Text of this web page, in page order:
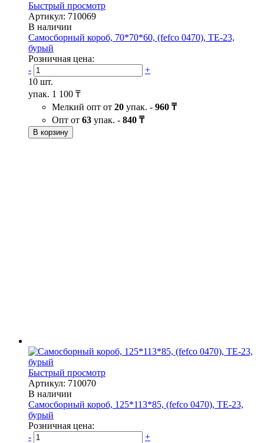
Быстрый просмотр
Артикул: 710069
В наличии
Самосборный короб, 70*70*60, (fefco 0470), ТЕ-23,
бурый
Розничная цена:
-
+
10 шт.
упак. 1 100 ₸
Мелкий опт от 20 упак. - 960 ₸
Опт от 63 упак. - 840 ₸
В корзину
Быстрый просмотр
Артикул: 710070
В наличии
Самосборный короб, 125*113*85, (fefco 0470), ТЕ-23,
бурый
Розничная цена:
-
+